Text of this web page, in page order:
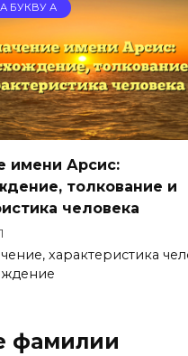
БУКВУ А
имени Арсис:
толкование и
человека
характеристика
фамилии